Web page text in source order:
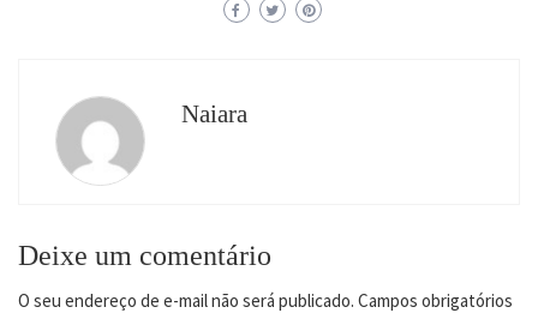
Naiara
Deixe um comentário
O seu endereço de e-mail não será publicado. Campos obrigatórios